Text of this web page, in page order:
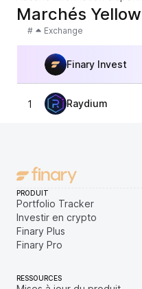
Marchés
# Exchange
Finary Invest
1 Raydium
PRODUIT
Portfolio Tracker
Investir en crypto
Finary Plus
Finary Pro
RESSOURCES